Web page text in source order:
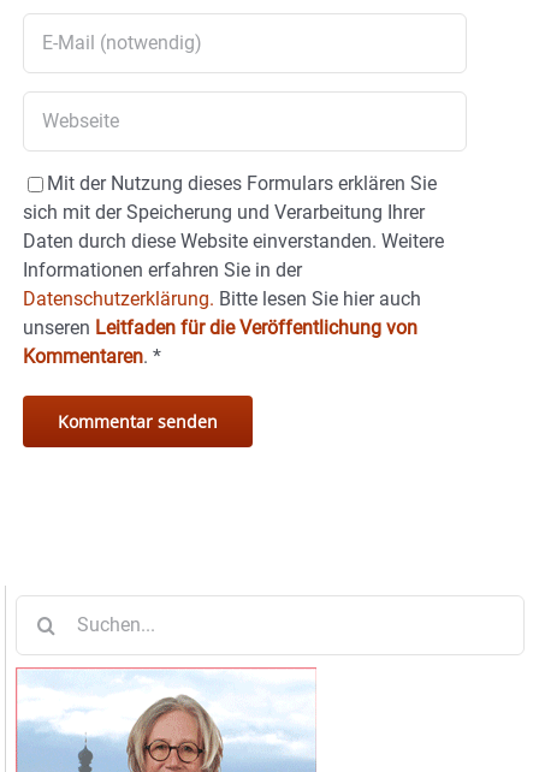
Mit der Nutzung dieses Formulars erklären Sie
sich mit der Speicherung und Verarbeitung Ihrer
Daten durch diese Website einverstanden. Weitere
Informationen erfahren Sie in der
Datenschutzerklärung. Bitte lesen Sie hier auch
unseren Leitfaden für die Veröffentlichung von
Kommentaren. *
nach: